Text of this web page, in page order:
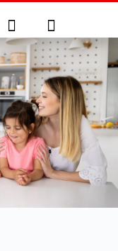
Suche Anmelden